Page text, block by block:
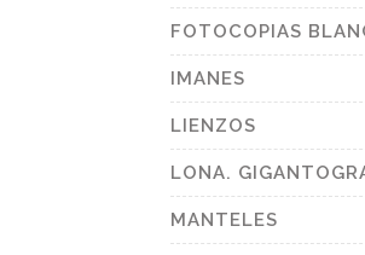
FOTOCOPIAS
IMANES
LIENZOS
LONA.
MANTELES